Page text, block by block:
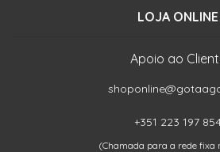
LOJA ONLINE
Apoio ao
+351 223 197
(Chamada para a rede fixa